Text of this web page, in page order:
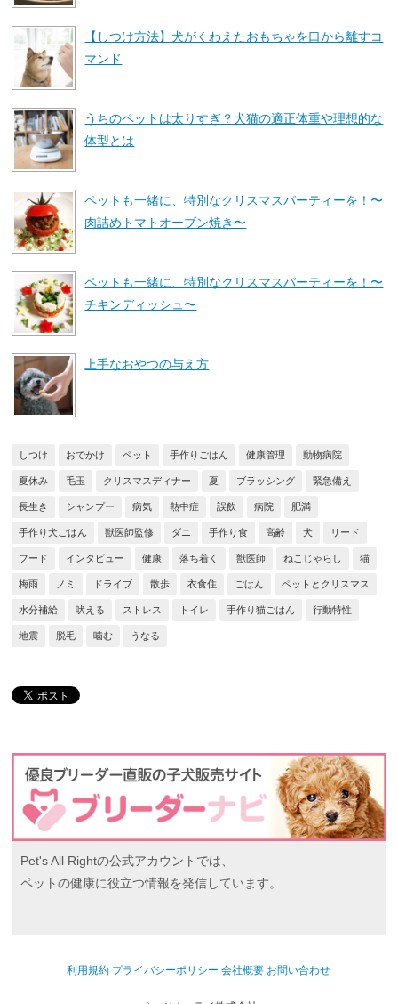
【しつけ方法】犬がくわえたおもちゃを口から離すコ
マンド
うちのペットは太りすぎ？犬猫の適正体重や理想的な
体型とは
ペットも一緒に、特別なクリスマスパーティーを！〜
肉詰めトマトオーブン焼き〜
ペットも一緒に、特別なクリスマスパーティーを！〜
チキンディッシュ〜
上手なおやつの与え方
しつけ おでかけ ペット 手作りごはん 健康管理 動物病院
夏休み 毛玉 クリスマスディナー 夏 ブラッシング 緊急備え
長生き シャンプー 病気 熱中症 誤飲 病院 肥満
手作り犬ごはん 獣医師監修 ダニ 手作り食 高齢 犬 リード
フード インタビュー 健康 落ち着く 獣医師 ねこじゃらし 猫
梅雨 ノミ ドライブ 散歩 衣食住 ごはん ペットとクリスマス
水分補給 吠える ストレス トイレ 手作り猫ごはん 行動特性
地震 脱毛 噛む うなる
Pet's All Rightの公式アカウントでは、
ペットの健康に役立つ情報を発信しています。
利用規約 プライバシーポリシー 会社概要 お問い合わせ